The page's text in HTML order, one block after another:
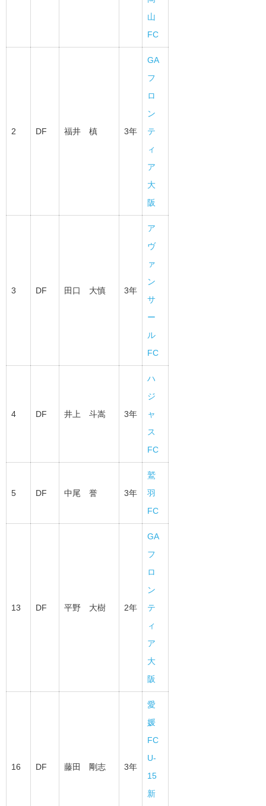
山
FC
2 DF 福井 槙 3年
GA
フ
ロ
ン
テ
ィ
ア
大
阪
3 DF 田口 大慎 3年
ア
ヴ
ァ
ン
サ
ー
ル
FC
4 DF 井上 斗嵩 3年
ハ
ジ
ャ
ス
FC
5 DF 中尾 誉 3年
鷲
羽
FC
13 DF 平野 大樹 2年
GA
フ
ロ
ン
テ
ィ
ア
大
阪
16 DF 藤田 剛志 3年
愛
媛
FC
U-
15
新